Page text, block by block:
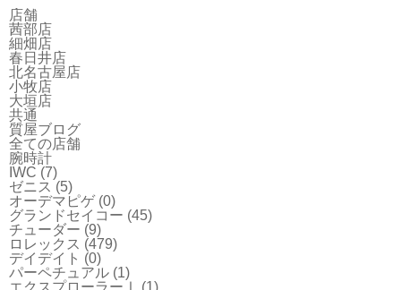
店舗
茜部店
細畑店
春日井店
北名古屋店
小牧店
大垣店
共通
質屋ブログ
全ての店舗
腕時計
IWC (7)
ゼニス (5)
オーデマピゲ(0)
グランドセイコー (45)
チューダー (9)
ロレックス (479)
デイデイト (0)
パーペチュアル (1)
エクスプローラーⅠ
(1)